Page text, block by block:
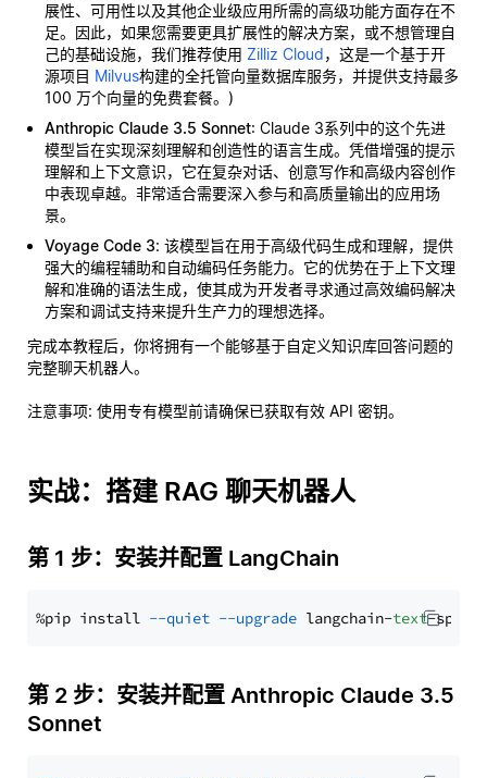
展性、可用性以及其他企业级应用所需的高级功能方面存在不
足。因此，如果您需要更具扩展性的解决方案，或不想管理自
己的基础设施，我们推荐使用 Zilliz Cloud，这是一个基于开
源项目 Milvus构建的全托管向量数据库服务，并提供支持最多
100 万个向量的免费套餐。)
Anthropic Claude 3.5 Sonnet: Claude 3系列中的这个先进
模型旨在实现深刻理解和创造性的语言生成。凭借增强的提示
理解和上下文意识，它在复杂对话、创意写作和高级内容创作
中表现卓越。非常适合需要深入参与和高质量输出的应用场
景。
Voyage Code 3: 该模型旨在用于高级代码生成和理解，提供
强大的编程辅助和自动编码任务能力。它的优势在于上下文理
解和准确的语法生成，使其成为开发者寻求通过高效编码解决
方案和调试支持来提升生产力的理想选择。
完成本教程后，你将拥有一个能够基于自定义知识库回答问题的
完整聊天机器人。
注意事项: 使用专有模型前请确保已获取有效 API 密钥。
实战：搭建 RAG 聊天机器人
第 1 步：安装并配置 LangChain
%pip install --quiet --upgrade langchain-text
第 2 步：安装并配置 Anthropic Claude 3.5
Sonnet